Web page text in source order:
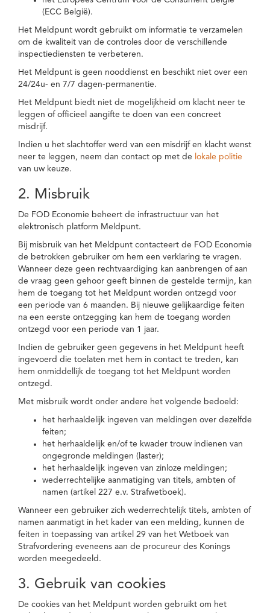
(ECC België).
Het Meldpunt wordt gebruikt om informatie te verzamelen
om de kwaliteit van de controles door de verschillende
inspectiediensten te verbeteren.
Het Meldpunt is geen nooddienst en beschikt niet over een
24/24u- en 7/7 dagen-permanentie.
Het Meldpunt biedt niet de mogelijkheid om klacht neer te
leggen of officieel aangifte te doen van een concreet
misdrijf.
Indien u het slachtoffer werd van een misdrijf en klacht wenst
neer te leggen, neem dan contact op met de lokale politie
van uw keuze.
2. Misbruik
De FOD Economie beheert de infrastructuur van het
elektronisch platform Meldpunt.
Bij misbruik van het Meldpunt contacteert de FOD Economie
de betrokken gebruiker om hem een verklaring te vragen.
Wanneer deze geen rechtvaardiging kan aanbrengen of aan
de vraag geen gehoor geeft binnen de gestelde termijn, kan
hem de toegang tot het Meldpunt worden ontzegd voor
een periode van 6 maanden. Bij nieuwe gelijkaardige feiten
na een eerste ontzegging kan hem de toegang worden
ontzegd voor een periode van 1 jaar.
Indien de gebruiker geen gegevens in het Meldpunt heeft
ingevoerd die toelaten met hem in contact te treden, kan
hem onmiddellijk de toegang tot het Meldpunt worden
ontzegd.
Met misbruik wordt onder andere het volgende bedoeld:
het herhaaldelijk ingeven van meldingen over dezelfde
feiten;
het herhaaldelijk en/of te kwader trouw indienen van
ongegronde meldingen (laster);
het herhaaldelijk ingeven van zinloze meldingen;
wederrechtelijke aanmatiging van titels, ambten of
namen (artikel 227 e.v. Strafwetboek).
Wanneer een gebruiker zich wederrechtelijk titels, ambten of
namen aanmatigt in het kader van een melding, kunnen de
feiten in toepassing van artikel 29 van het Wetboek van
Strafvordering eveneens aan de procureur des Konings
worden meegedeeld.
3. Gebruik van cookies
De cookies van het Meldpunt worden gebruikt om het